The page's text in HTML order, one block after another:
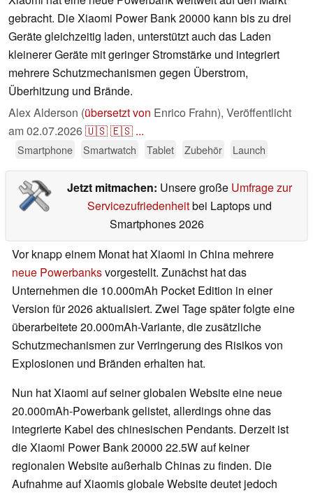
gebracht. Die Xiaomi Power Bank 20000 kann bis zu drei
Geräte gleichzeitig laden, unterstützt auch das Laden
kleinerer Geräte mit geringer Stromstärke und integriert
mehrere Schutzmechanismen gegen Überstrom,
Überhitzung und Brände.
Alex Alderson (übersetzt von Enrico Frahn), Veröffentlicht
am02.07.2026🇺🇸🇪🇸 ...
Smartphone Smartwatch Tablet Zubehör Launch
Jetzt mitmachen: Unsere große Umfrage zur
Servicezufriedenheitbei Laptops und
Smartphones 2026
Vor knapp einem Monat hat Xiaomi in China mehrere
neue Powerbanksvorgestellt. Zunächst hat das
Unternehmen die 10.000mAh Pocket Edition in einer
Version für 2026 aktualisiert. Zwei Tage später folgte eine
überarbeitete 20.000mAh-Variante, die zusätzliche
Schutzmechanismen zur Verringerung des Risikos von
Explosionen und Bränden erhalten hat.
Nun hat Xiaomi auf seiner globalen Website eine neue
20.000mAh-Powerbank gelistet, allerdings ohne das
integrierte Kabel des chinesischen Pendants. Derzeit ist
die Xiaomi Power Bank 20000 22.5W auf keiner
regionalen Website außerhalb Chinas zu finden. Die
Aufnahme auf Xiaomis globale Website deutet jedoch